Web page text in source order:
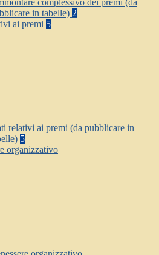
complessivo dei premi (da
in tabelle) 2
ai premi 5
relativi ai premi (da pubblicare in
5
organizzativo